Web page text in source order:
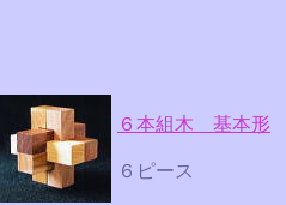
６本組木 基本形
６ピース